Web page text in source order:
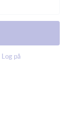
Log på